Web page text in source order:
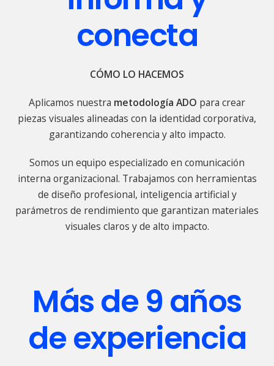
conecta
CÓMO LO HACEMOS
Aplicamos nuestra metodología ADO para crear
piezas visuales alineadas con la identidad corporativa,
garantizando coherencia y alto impacto.
Somos un equipo especializado en comunicación
interna organizacional. Trabajamos con herramientas
de diseño profesional, inteligencia artificial y
parámetros de rendimiento que garantizan materiales
visuales claros y de alto impacto.
Más de 9 años
de experiencia